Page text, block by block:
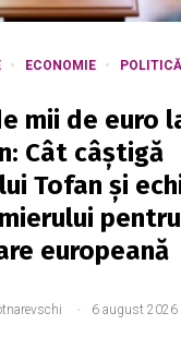
ECONOMIE POLITICĂ
mii de euro
Cât câștigă
Tofan și
pentru
europeană
6 august 2026